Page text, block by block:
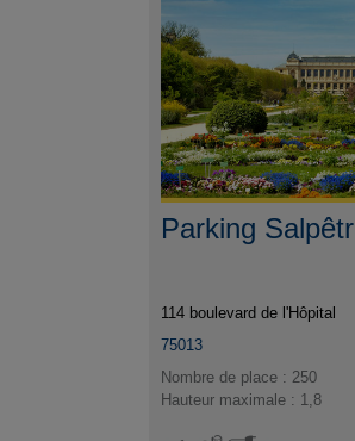
Parking
114 boulevard de l'Hôpital
75013
Nombre de place : 250
Hauteur maximale : 1,8